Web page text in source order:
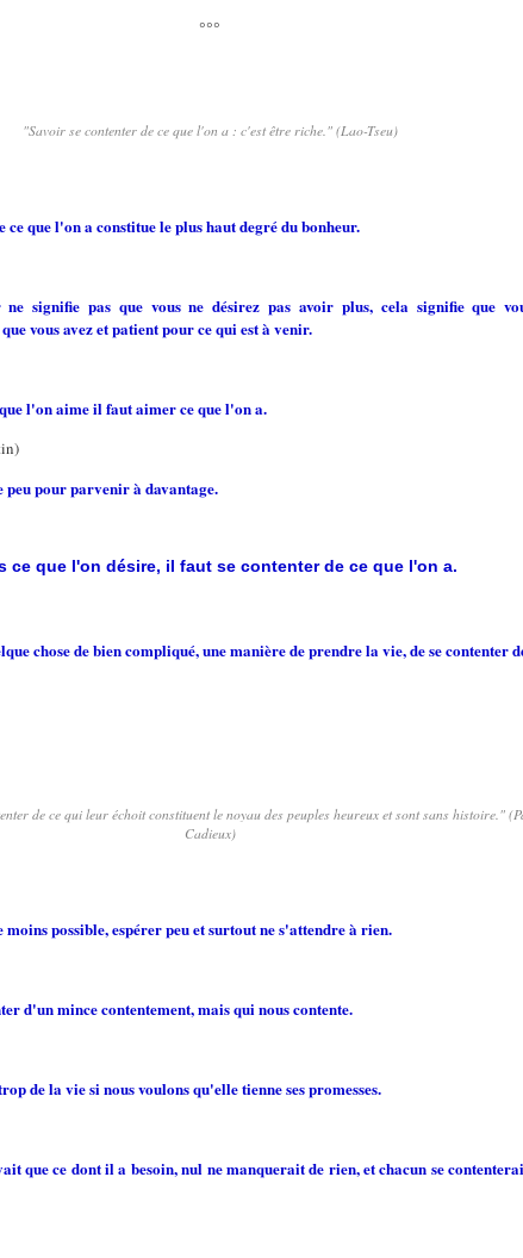
°°°
"Savoir se contenter de ce que l'on a : c'est être riche." (Lao-Tseu)
ce que l'on a constitue le plus haut degré du bonheur.
signifie pas que vous ne désirez pas avoir plus, cela signifie que
vous avez et patient pour ce qui est à venir.
l'on aime il faut aimer ce que l'on a.
peu pour parvenir à davantage.
ce que l'on désire, il faut se contenter de ce que l'on a.
chose de bien compliqué, une manière de prendre la vie, de se contenter
de ce qui leur échoit constituent le noyau des peuples heureux et sont sans histoire."
Cadieux)
possible, espérer peu et surtout ne s'attendre à rien.
d'un mince contentement, mais qui nous contente.
de la vie si nous voulons qu'elle tienne ses promesses.
que ce dont il a besoin, nul ne manquerait de rien, et chacun se